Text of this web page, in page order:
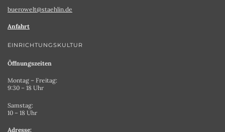
buerowelt@staehlin.de
Anfahrt
EINRICHTUNGSKULTUR
Öffnungszeiten
Montag – Freitag:
9:30 – 18 Uhr
Samstag:
10 – 18 Uhr
Adresse: